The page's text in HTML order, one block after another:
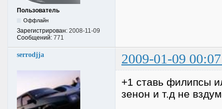
Пользователь
Оффлайн
Зарегистрирован: 2008-11-09
Сообщений: 771
serrodjja 2009-01-09
+1 ставь филипсы
зенон и т.д не